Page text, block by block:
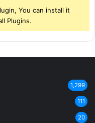
You can install it
Plugins.
1,299
111
20